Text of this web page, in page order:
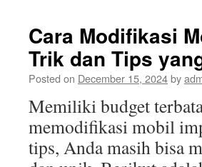
Cara Modifikasi
Trik dan Tips
Posted on December 15, 2024by
Memiliki budget
memodifikasi mobil
tips, Anda masih bisa